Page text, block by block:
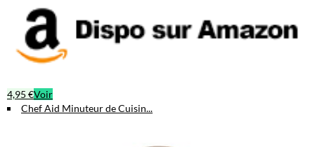
4,95 €Voir
Chef Aid Minuteur de Cuisin...